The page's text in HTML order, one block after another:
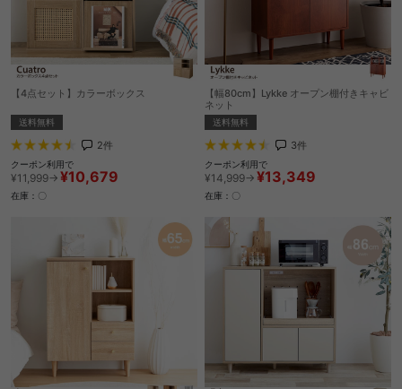
【4点セット】カラーボックス
送料無料
2件
クーポン利用で
¥11,999→ ¥10,679
在庫：〇
【幅80cm】Lykke オープン棚付きキャビ
ネット
送料無料
3件
クーポン利用で
¥14,999→ ¥13,349
在庫：〇